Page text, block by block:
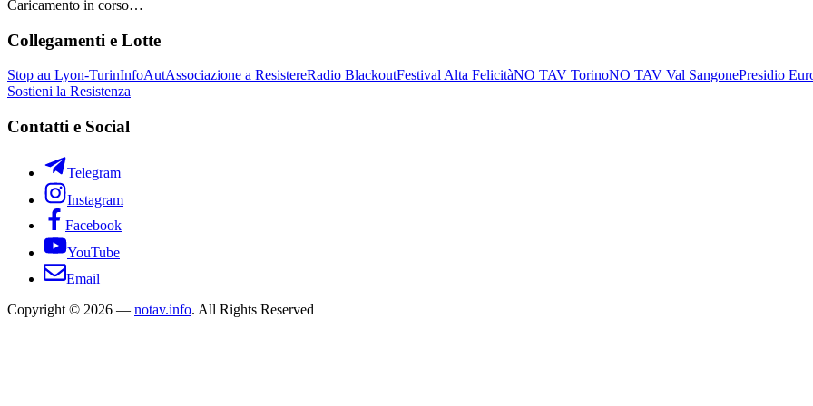
Caricamento in corso…
Collegamenti e Lotte
Stop au Lyon-TurinInfoAutAssociazione a ResistereRadio BlackoutFestival Alta FelicitàNO TAV TorinoNO TAV Val SangonePresidio
Sostieni la Resistenza
Contatti e Social
Telegram
Instagram
Facebook
YouTube
Email
Copyright © 2026 — notav.info. All Rights Reserved